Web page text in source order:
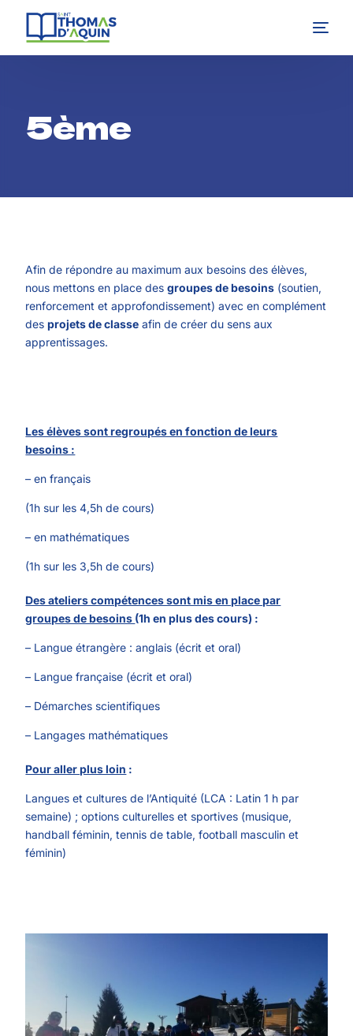
5ème
Afin de répondre au maximum aux besoins des élèves,
nous mettons en place desgroupes de besoins (soutien,
renforcement et approfondissement) avec en complément
desprojets de classe afin de créer du sens aux
apprentissages.
Les élèves sont regroupés en fonction de leurs
besoins :
– en français
(1h sur les 4,5h de cours)
– en mathématiques
(1h sur les 3,5h de cours)
Des ateliers compétences sont mis en place par
groupes de besoins (1h en plus des cours) :
– Langue étrangère : anglais (écrit et oral)
– Langue française (écrit et oral)
– Démarches scientifiques
– Langages mathématiques
Pour aller plus loin :
Langues et cultures de l’Antiquité (LCA : Latin 1 h par
semaine) ; options culturelles et sportives (musique,
handball féminin, tennis de table, football masculin et
féminin)